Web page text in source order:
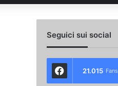
Seguici sui social
21.015 Fans